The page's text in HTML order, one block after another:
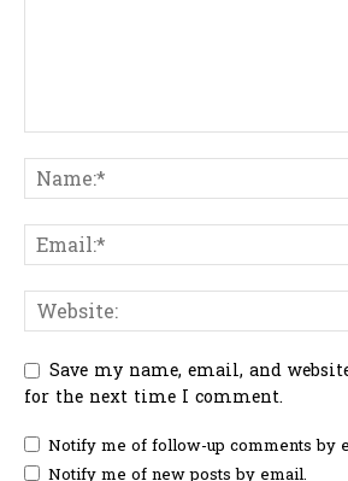
Save my name, email, and
for the next time I comment.
Notify me of follow-up comments by
Notify me of new posts by email.